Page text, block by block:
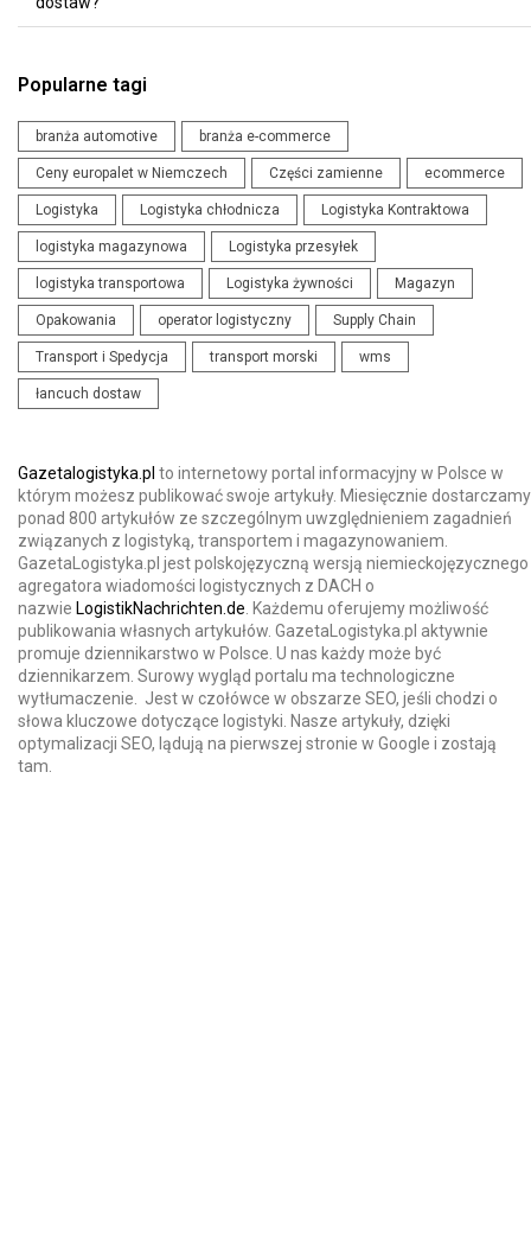
Popularne tagi
branża automotive branża e-commerce
Ceny europalet w Niemczech Części zamienne ecommerce
Logistyka Logistyka chłodnicza Logistyka Kontraktowa
logistyka magazynowa Logistyka przesyłek
logistyka transportowa Logistyka żywności Magazyn
Opakowania operator logistyczny Supply Chain
Transport i Spedycja transport morski wms
łancuch dostaw
Gazetalogistyka.pl to internetowy portal informacyjny w Polsce w
którym możesz publikować swoje artykuły. Miesięcznie dostarczamy
ponad 800 artykułów ze szczególnym uwzględnieniem zagadnień
związanych z logistyką, transportem i magazynowaniem.
GazetaLogistyka.pl jest polskojęzyczną wersją niemieckojęzycznego
agregatora wiadomości logistycznych z DACH o
nazwie LogistikNachrichten.de. Każdemu oferujemy możliwość
publikowania własnych artykułów. GazetaLogistyka.pl aktywnie
promuje dziennikarstwo w Polsce. U nas każdy może być
dziennikarzem. Surowy wygląd portalu ma technologiczne
wytłumaczenie. Jest w czołówce w obszarze SEO, jeśli chodzi o
słowa kluczowe dotyczące logistyki. Nasze artykuły, dzięki
optymalizacji SEO, lądują na pierwszej stronie w Google i zostają
tam.